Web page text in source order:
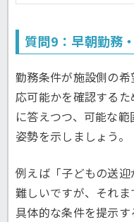
質問9：早朝勤務
勤務条件が施設側の
応可能かを確認する
に答えつつ、可能な
姿勢を示しましょう。
例えば「子どもの送
難しいですが、それま
具体的な条件を提示す